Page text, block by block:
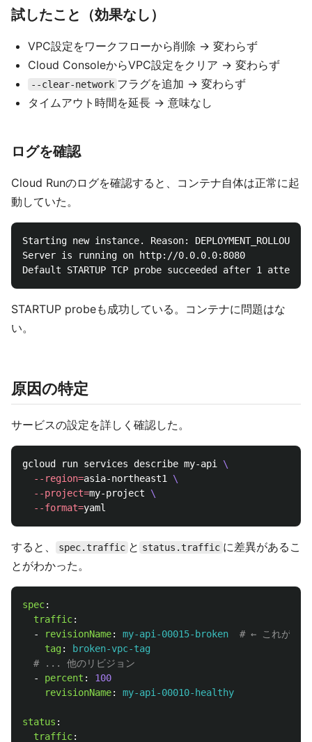
試したこと（効果なし）
VPC設定をワークフローから削除 → 変わらず
Cloud ConsoleからVPC設定をクリア → 変わらず
--clear-network フラグを追加 → 変わらず
タイムアウト時間を延長 → 意味なし
ログを確認
Cloud Runのログを確認すると、コンテナ自体は正常に起
動していた。
Starting new instance. Reason: DEPLOYMENT_ROLLOUT
Server is running on http://0.0.0.0:8080
STARTUP probeも成功している。コンテナに問題はな
い。
原因の特定
サービスの設定を詳しく確認した。
gcloud run services describe my-api \
--region=asia-northeast1 \
--project=my-project \
--format=
すると、 spec.traffic と status.traffic に差異があるこ
とがわかった。
spec:
traffic:
-
revisionName: my-api-00015-broken
# ← これが問題
tag:
broken-vpc-tag
# ... 他のリビジョン
-
percent :
100
revisionName: my-api-00010-healthy
status :
traffic: